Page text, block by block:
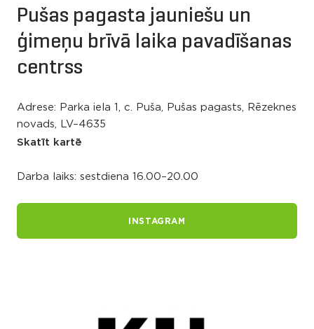
Pušas pagasta jauniešu un
ģimeņu brīvā laika pavadīšanas
centrss
Adrese: Parka iela 1, c. Puša, Pušas pagasts, Rēzeknes
novads, LV–4635
Skatīt kartē
Darba laiks: sestdiena 16.00–20.00
INSTAGRAM